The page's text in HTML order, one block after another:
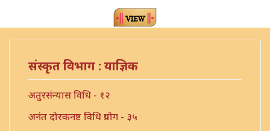
संस्कृत विभाग : याज्ञिक
अतुरसंन्यास विधि - १२
अनंत दोरकनष्ट विधि प्रयोग - ३५